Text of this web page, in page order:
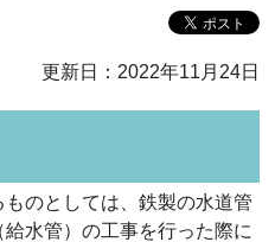
更新日：2022年11月24日
のとしては、鉄製の水道管
給水管）の工事を行った際に